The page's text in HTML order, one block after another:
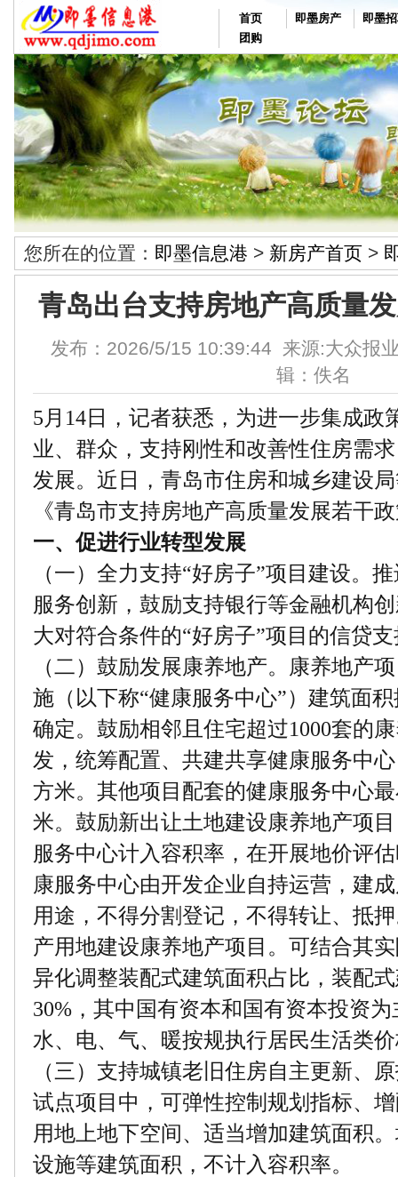
首页 即墨房产
即墨
团购
您所在的位置： 即墨信息港 > 新房产首页 >
青岛出台支持房地产高质量
发布：2026/5/15 10:39:44 来源:大众报
辑：佚名
5月14日，记者获悉，为进一步集成政
业、群众，支持刚性和改善性住房需
发展。近日，青岛市住房和城乡建设
《青岛市支持房地产高质量发展若干
一、促进行业转型发展
（一）全力支持“好房子”项目建设。
服务创新，鼓励支持银行等金融机构
大对符合条件的“好房子”项目的信贷
（二）鼓励发展康养地产。康养地产
施（以下称“健康服务中心”）建筑面
确定。鼓励相邻且住宅超过1000套的
发，统筹配置、共建共享健康服务中
方米。其他项目配套的健康服务中心
米。鼓励新出让土地建设康养地产项
服务中心计入容积率，在开展地价评
康服务中心由开发企业自持运营，建
用途，不得分割登记，不得转让、抵
产用地建设康养地产项目。可结合其
异化调整装配式建筑面积占比，装配
30%，其中国有资本和国有资本投资
水、电、气、暖按规执行居民生活类
（三）支持城镇老旧住房自主更新、
试点项目中，可弹性控制规划指标、
用地上地下空间、适当增加建筑面积
设施等建筑面积，不计入容积率。